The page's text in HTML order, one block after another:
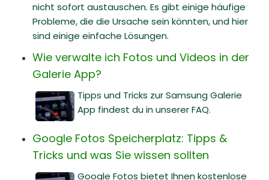
nicht sofort austauschen. Es gibt einige häufige
Probleme, die die Ursache sein könnten, und hier
sind einige einfache Lösungen.
Wie verwalte ich Fotos und Videos in der
Galerie App?
Tipps und Tricks zur Samsung Galerie
App findest du in unserer FAQ.
Google Fotos Speicherplatz: Tipps &
Tricks und was Sie wissen sollten
Google Fotos bietet Ihnen kostenlose